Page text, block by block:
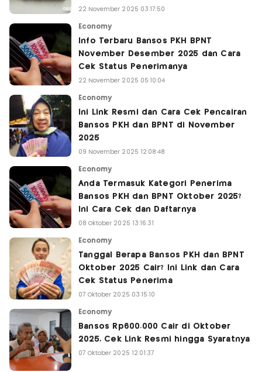
22 November 2025 03:17:50
Economy
Info Terbaru Bansos PKH BPNT
November Desember 2025 dan Cara
Cek Status Penerimanya
22 November 2025 05:10:04
Economy
Ini Link Resmi dan Cara Cek Pencairan
Bansos PKH dan BPNT di November
2025
09 November 2025 12:08:48
Economy
Anda Termasuk Kategori Penerima
Bansos PKH dan BPNT Oktober 2025?
Ini Cara Cek dan Daftarnya
08 Oktober 2025 13:16:31
Economy
Tanggal Berapa Bansos PKH dan BPNT
Oktober 2025 Cair? Ini Link dan Cara
Cek Status Penerima
07 Oktober 2025 03:15:10
Economy
Bansos Rp600.000 Cair di Oktober
2025, Cek Link Resmi hingga Syaratnya
07 Oktober 2025 12:01:37